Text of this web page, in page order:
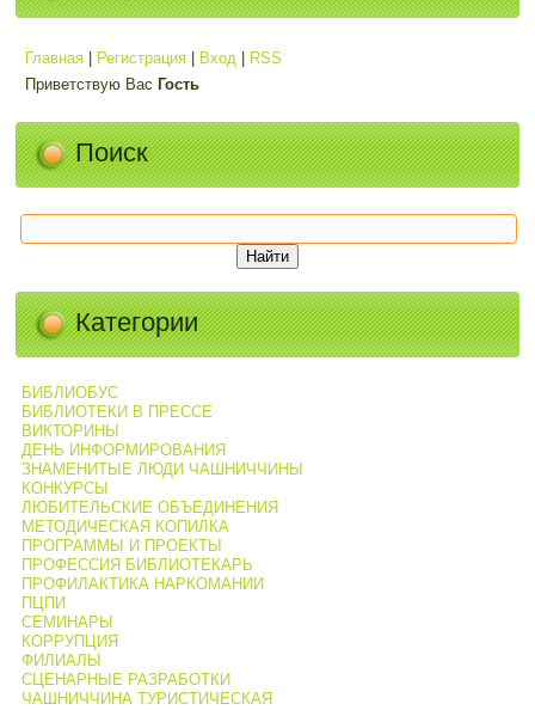
Главная Регистрация Вход
RSS
Приветствую Вас Гость
Поиск
Категории
БИБЛИОБУС
БИБЛИОТЕКИ В ПРЕССЕ
ВИКТОРИНЫ
ДЕНЬ ИНФОРМИРОВАНИЯ
ЗНАМЕНИТЫЕ ЛЮДИ ЧАШНИЧЧИНЫ
КОНКУРСЫ
ЛЮБИТЕЛЬСКИЕ ОБЪЕДИНЕНИЯ
МЕТОДИЧЕСКАЯ КОПИЛКА
ПРОГРАММЫ И ПРОЕКТЫ
ПРОФЕССИЯ БИБЛИОТЕКАРЬ
ПРОФИЛАКТИКА НАРКОМАНИИ
ПЦПИ
СЕМИНАРЫ
КОРРУПЦИЯ
ФИЛИАЛЫ
СЦЕНАРНЫЕ РАЗРАБОТКИ
ЧАШНИЧЧИНА ТУРИСТИЧЕСКАЯ